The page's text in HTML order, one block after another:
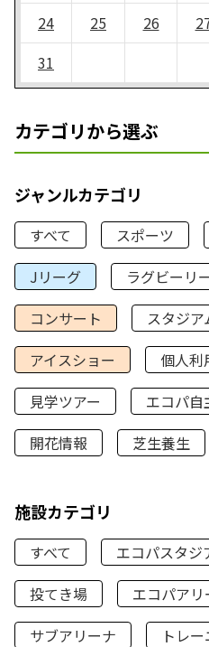
24
25 26
31
カテゴリから選ぶ
ジャンルカテゴリ
すべて スポーツ
Jリーグ
ラグビーリ
コンサート
スタジ
アイスショー
個人利
見学ツアー
エコパ自
開花情報
芝生養生
施設カテゴリ
すべて エコパスタジ
投てき場
エコパアリ
サブアリーナ
トレ